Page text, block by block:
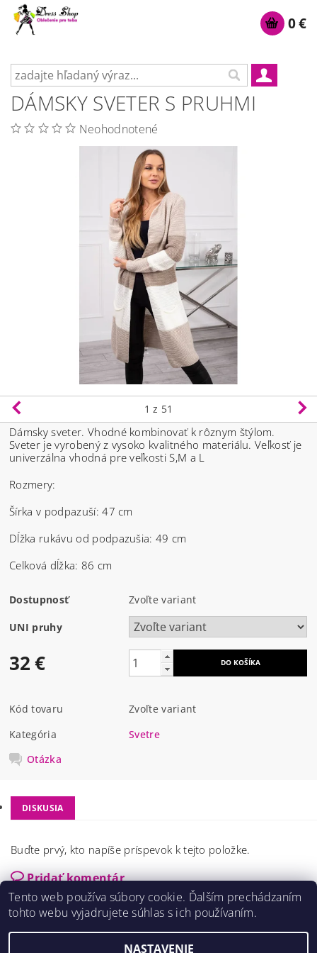
0 €
DÁMSKY SVETER S PRUHMI
Neohodnotené
1 z 51
Dámsky sveter. Vhodné kombinovať k rôznym štýlom.
Sveter je vyrobený z vysoko kvalitného materiálu.Veľkosť je
univerzálna vhodná pre veľkosti S,M a L
Rozmery:
Šírka v podpazuší: 47 cm
Dĺžka rukávu od podpazušia: 49 cm
Celková dĺžka: 86 cm
Dostupnosť Zvoľte variant
UNI pruhy
32 €
Kód tovaru
Zvoľte variant
Kategória
Svetre
Otázka
DISKUSIA
Buďte prvý, kto napíše príspevok k tejto položke.
Pridať komentár
Tento web používa súbory cookie. Ďalším prechádzaním
tohto webu vyjadrujete súhlas s ich používaním.
NASTAVENIE